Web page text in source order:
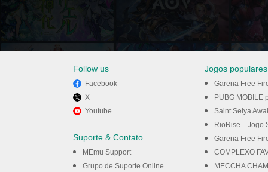
Follow us
Facebook
X
Youtube
Suporte & Contato
MEmu Support
Grupo de Suporte Online
Jogos
Garena Free
PUBG MOBILE
Saint Seiya Awakening:
RioRise－Jogo
Garena Free
COMPLEXO
MECCHA